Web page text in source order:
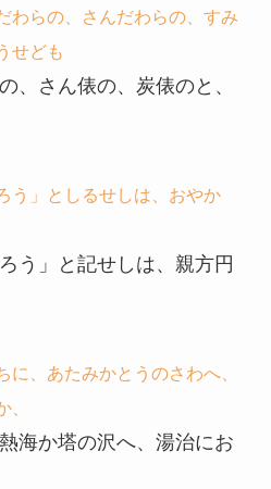
わらの、さんだわらの、すみ
せども
、さん俵の、炭俵のと、
う」としるせしは、おやか
う」と記せしは、親方円
、あたみかとうのさわへ、
海か塔の沢へ、湯治にお